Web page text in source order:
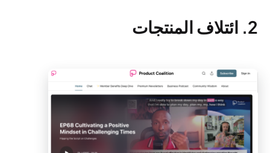
2. ائتلاف المنتجات